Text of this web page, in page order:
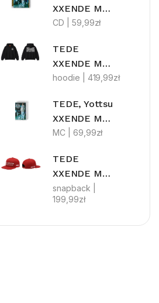
XXENDE MYLFFON
CD | 59,99zł
TEDE
XXENDE MYLFFON
hoodie | 419,99zł
TEDE, Yottsu
XXENDE MYLFFON LIMITEDE MC
MC | 69,99zł
TEDE
XXENDE MYLFFON MMGA
snapback |
199,99zł